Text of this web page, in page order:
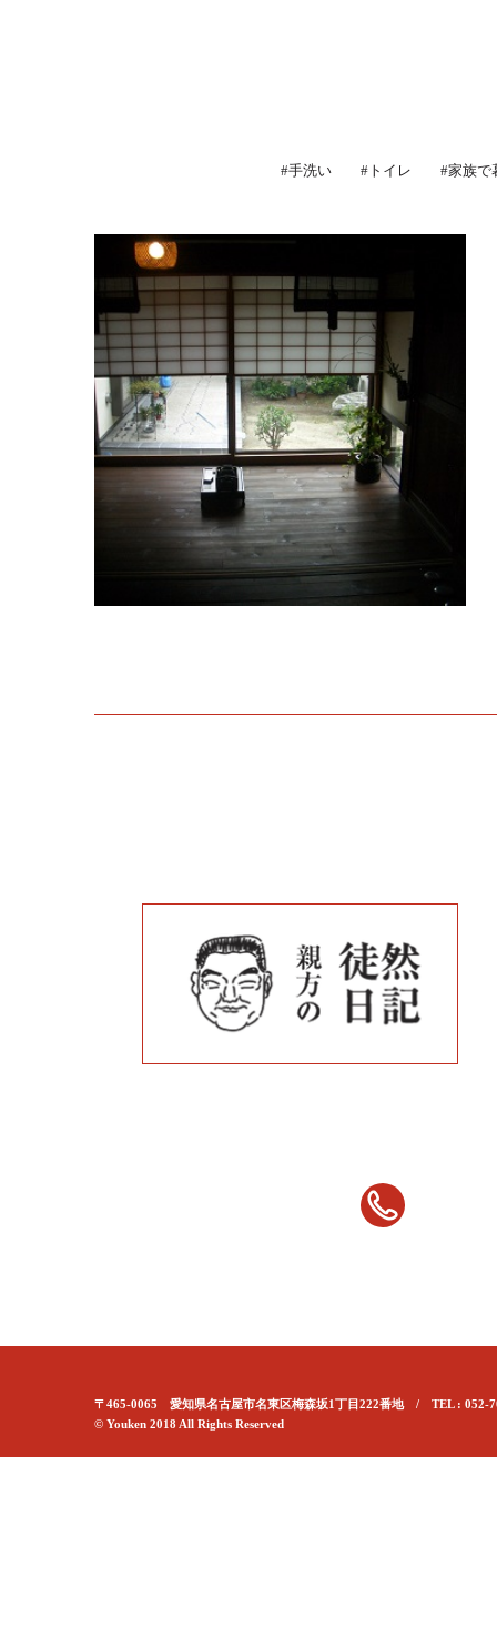
#手洗い #トイレ #家族で
〒465-0065 愛知県名古屋市名東区梅森坂1丁目222番地 / TEL : 052-
© Youken 2018 All Rights Reserved